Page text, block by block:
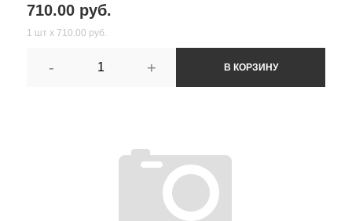
710.00 руб.
1 шт х 710.00 руб.
- + В КОРЗИНУ